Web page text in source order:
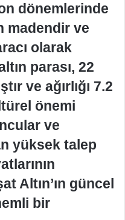
dönemlerinde
madendir ve
olarak
parası, 22
ve ağırlığı 7.2
önemi
ve
yüksek talep
Altın’ın güncel
bir